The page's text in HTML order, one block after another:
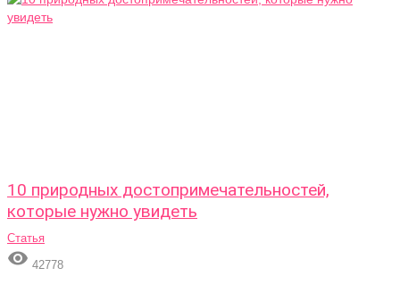
10 природных достопримечательностей,
которые нужно увидеть
Статья
 42778